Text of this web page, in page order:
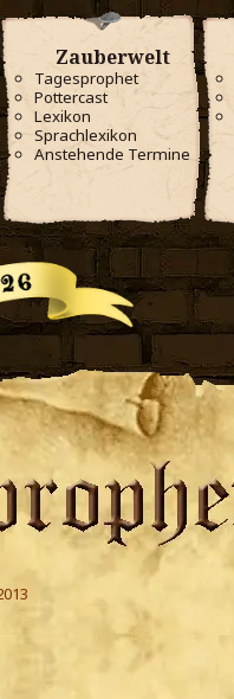
Zauberwelt
Tagesprophet
Pottercast
Lexikon
Sprachlexikon
Anstehende Termine